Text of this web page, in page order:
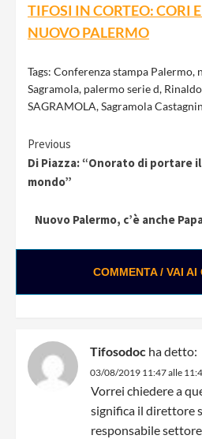
TIFOSI IN CORTEO: CORI
NUOVO PALERMO
Tags: Conferenza stampa Palermo,
Sagramola, palermo serie d,
SAGRAMOLA,Sagramola
Continue
Reading
Previous
Di Piazza: “Onorato di portare
mondo”
Nuovo Palermo, c’è anche
COMMENTA / VAI AI
Tifosodoc ha detto:
03/08/2019 11:47 alle
Vorrei chiedere a
significa il direttore
responsabile